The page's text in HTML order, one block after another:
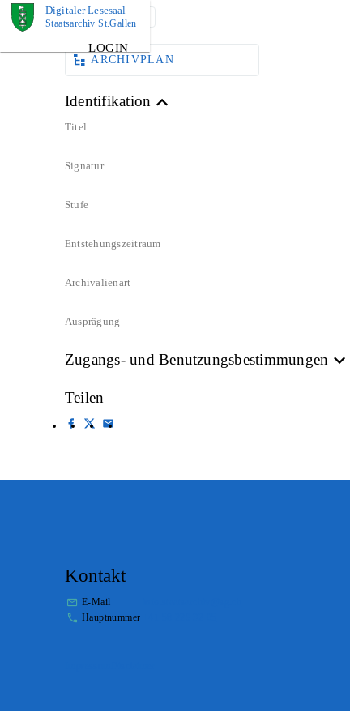
Digitaler Lesesaal
Staatsarchiv St.Gallen
LOGIN
DOKUMENT
ARCHIVPLAN
Identifikation
Titel
Signatur
Stufe
Entstehungszeitraum
Archivalienart
Ausprägung
Zugangs- und Benutzungsbestimmungen
Teilen
Kontakt
E-Mail
Hauptnummer